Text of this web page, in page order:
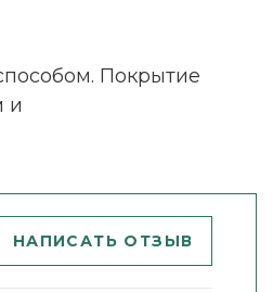
Покрытие
и
НАПИСАТЬ ОТЗЫВ